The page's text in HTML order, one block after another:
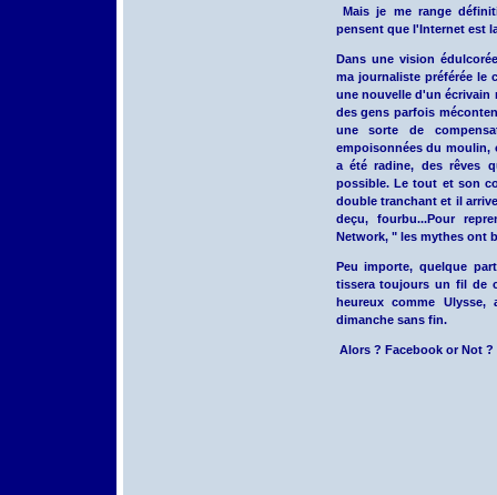
Mais je me range
pensent que l'Internet est
Dans une vision
ma journaliste préférée le
une nouvelle d'un écrivain
des gens parfois
une sorte de
empoisonnées du
a été radine, des rêves
possible. Le tout et son
double tranchant et il
deçu, fourbu...Pour
Network, " les mythes ont
Peu importe, quelque
tissera toujours un fil de
heureux comme
dimanche sans fin.
Alors ? Facebook or Not ?